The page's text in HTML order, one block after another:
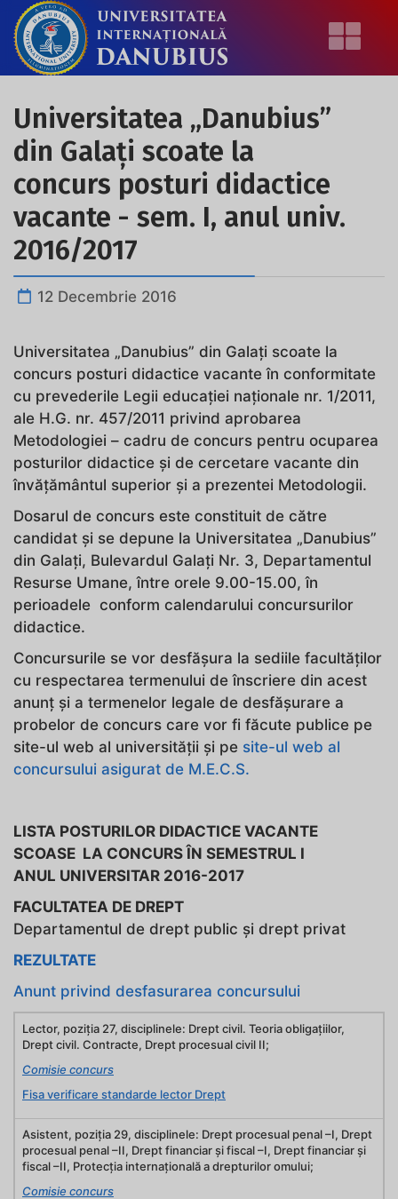
Universitatea „Danubius”
din Galaţi scoate la
concurs posturi didactice
vacante - sem. I, anul univ.
2016/2017
12 Decembrie 2016
Universitatea „Danubius” din Galaţi scoate la
concurs posturi didactice vacante în conformitate
cu prevederile Legii educaţiei naţionale nr. 1/2011,
ale H.G. nr. 457/2011 privind aprobarea
Metodologiei – cadru de concurs pentru ocuparea
posturilor didactice şi de cercetare vacante din
învăţământul superior şi a prezentei Metodologii.
Dosarul de concurs este constituit de către
candidat şi se depune la Universitatea „Danubius”
din Galaţi, Bulevardul Galaţi Nr. 3, Departamentul
Resurse Umane, între orele 9.00-15.00, în
perioadele conform calendarului concursurilor
didactice.
Concursurile se vor desfăşura la sediile facultăţilor
cu respectarea termenului de înscriere din acest
anunţ şi a termenelor legale de desfăşurare a
probelor de concurs care vor fi făcute publice pe
site-ul web al universităţii şi pe site-ul web al
concursului asigurat de M.E.C.S.
LISTA POSTURILOR DIDACTICE VACANTE
SCOASE LA CONCURS ÎN SEMESTRUL I
ANUL UNIVERSITAR 2016-2017
FACULTATEA DE DREPT
Departamentul de drept public și drept privat
REZULTATE
Anunt privind desfasurarea concursului
Lector, poziţia 27, disciplinele: Drept civil. Teoria obligaţiilor,
Drept civil. Contracte, Drept procesual civil II;
Comisie concurs
Fisa verificare standarde lector Drept
Asistent, poziţia 29, disciplinele: Drept procesual penal –I, Drept
procesual penal –II, Drept financiar şi fiscal –I, Drept financiar şi
fiscal –II, Protecţia internaţională a drepturilor omului;
Comisie concurs